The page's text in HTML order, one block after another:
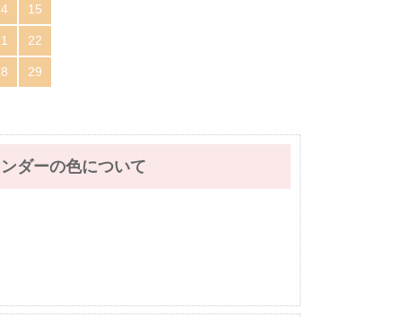
15
22
29
ダーの色について